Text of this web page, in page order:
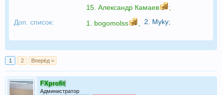
15. Александр Камаев
;
Доп. список:
1. bogomolss 2. Myky;
1 2 Вперёд >
FXprofit
Администратор